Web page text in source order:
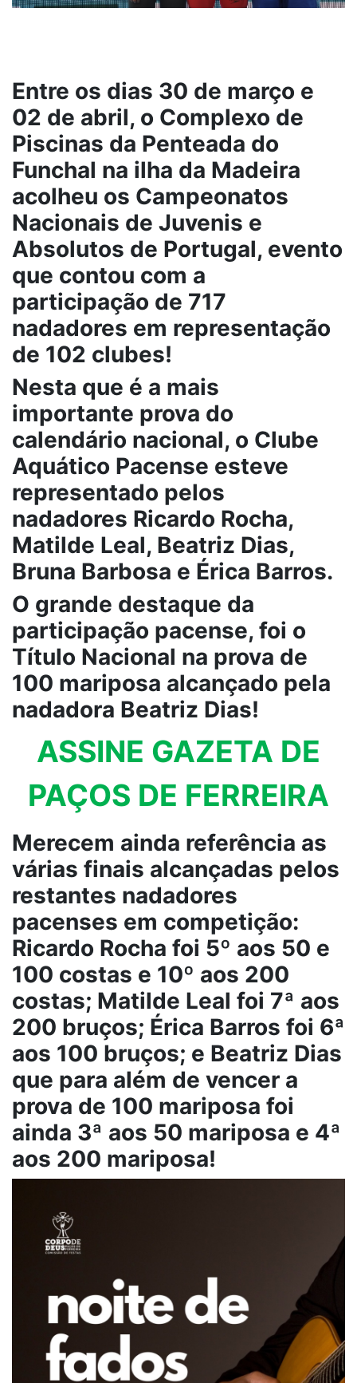
Entre os dias 30 de março e
02 de abril, o Complexo de
Piscinas da Penteada do
Funchal na ilha da Madeira
acolheu os Campeonatos
Nacionais de Juvenis e
Absolutos de Portugal, evento
que contou com a
participação de 717
nadadores em representação
de 102 clubes!
Nesta que é a mais
importante prova do
calendário nacional, o Clube
Aquático Pacense esteve
representado pelos
nadadores Ricardo Rocha,
Matilde Leal, Beatriz Dias,
Bruna Barbosa e Érica Barros.
O grande destaque da
participação pacense, foi o
Título Nacional na prova de
100 mariposa alcançado pela
nadadora Beatriz Dias!
ASSINE GAZETA DE
PAÇOS DE FERREIRA
Merecem ainda referência as
várias finais alcançadas pelos
restantes nadadores
pacenses em competição:
Ricardo Rocha foi 5º aos 50 e
100 costas e 10º aos 200
costas; Matilde Leal foi 7ª aos
200 bruços; Érica Barros foi 6ª
aos 100 bruços; e Beatriz Dias
que para além de vencer a
prova de 100 mariposa foi
ainda 3ª aos 50 mariposa e 4ª
aos 200 mariposa!